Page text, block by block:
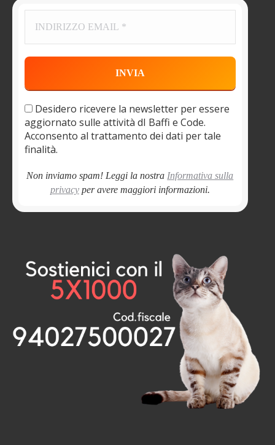
Desidero ricevere la newsletter per essere
aggiornato sulle attività dI Baffi e Code.
Acconsento al trattamento dei dati per tale
finalità.
Non inviamo spam! Leggi la nostra Informativa sulla
privacyper avere maggiori informazioni.